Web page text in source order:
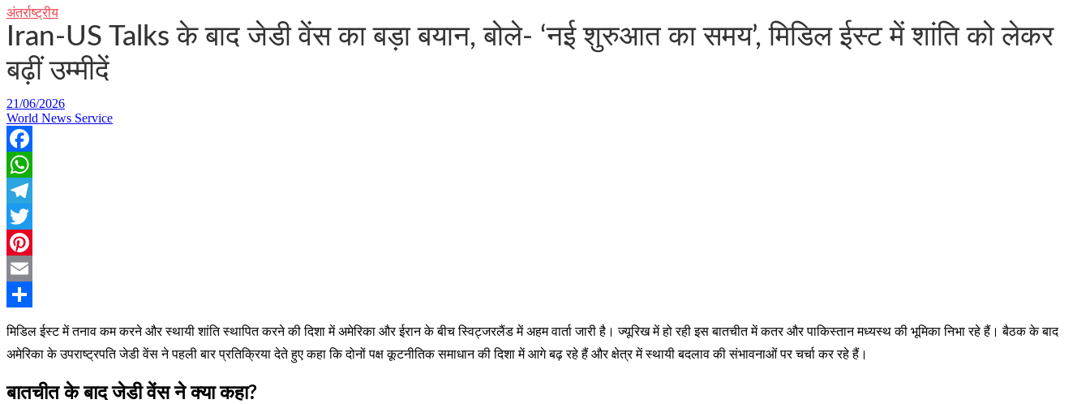
अंतर्राष्ट्रीय
Iran-US Talks के बाद जेडी वेंस का बड़ा बयान, बोले- ‘नई शुरुआत का समय’, मिडिल ईस्ट में शांति को लेकर
बढ़ीं उम्मीदें
21/06/2026
World News Service
Facebook
WhatsApp
Telegram
Twitter
Pinterest
Email
मिडिल ईस्ट में तनाव कम करने और स्थायी शांति स्थापित करने की दिशा में अमेरिका और ईरान के बीच स्विट्जरलैंड में अहम वार्ता जारी है। ज्यूरिख में हो रही इस बातचीत में कतर और पाकिस्तान मध्यस्थ की भूमिका निभा रहे हैं। बैठक के बाद
अमेरिका के उपराष्ट्रपति जेडी वेंस ने पहली बार प्रतिक्रिया देते हुए कहा कि दोनों पक्ष कूटनीतिक समाधान की दिशा में आगे बढ़ रहे हैं और क्षेत्र में स्थायी बदलाव की संभावनाओं पर चर्चा कर रहे हैं।
बातचीत के बाद जेडी वेंस ने क्या कहा?